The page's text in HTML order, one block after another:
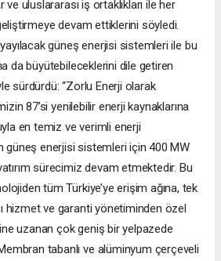
uluslararası iş ortaklıkları ile her
devam ettiklerini söyledi.
güneş enerjisi sistemleri ile bu
da büyütebileceklerini dile getiren
sürdürdü: “Zorlu Enerji olarak
87’si yenilebilir enerji kaynaklarına
en temiz ve verimli enerji
güneş enerjisi sistemleri için 400 MW
sürecimiz devam etmektedir. Bu
tüm Türkiye’ye erişim ağına, tek
hizmet ve garanti yönetiminden özel
uzanan çok geniş bir yelpazede
tabanlı ve alüminyum çerçeveli